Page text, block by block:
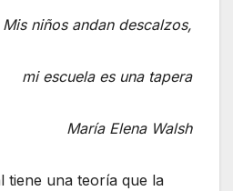
Mis niños andan descalzos,
mi escuela es una tapera
María Elena Walsh
tiene una teoría que la